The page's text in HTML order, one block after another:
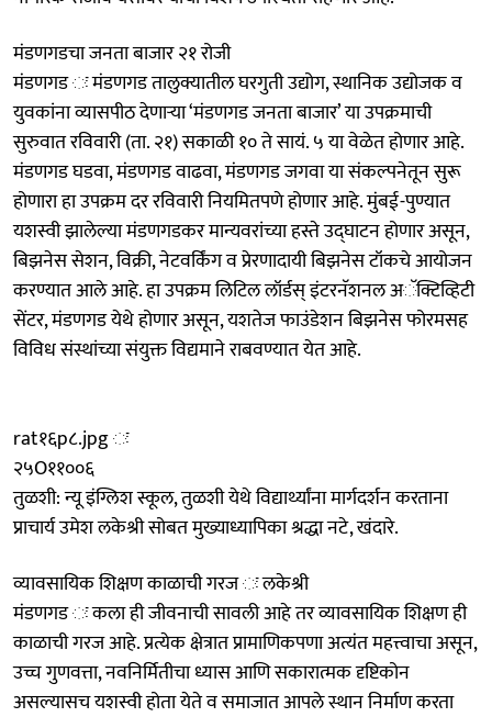
मंडणगडचा जनता बाजार २१ रोजी
मंडणगड ः मंडणगड तालुक्यातील घरगुती उद्योग, स्थानिक उद्योजक व
युवकांना व्यासपीठ देणाऱ्या ‘मंडणगड जनता बाजार’ या उपक्रमाची
सुरुवात रविवारी (ता. २१) सकाळी १० ते सायं. ५ या वेळेत होणार आहे.
मंडणगड घडवा, मंडणगड वाढवा, मंडणगड जगवा या संकल्पनेतून सुरू
होणारा हा उपक्रम दर रविवारी नियमितपणे होणार आहे. मुंबई-पुण्यात
यशस्वी झालेल्या मंडणगडकर मान्यवरांच्या हस्ते उद्घाटन होणार असून,
बिझनेस सेशन, विक्री, नेटवर्किंग व प्रेरणादायी बिझनेस टॉकचे आयोजन
करण्यात आले आहे. हा उपक्रम लिटिल लॉर्डस् इंटरनॅशनल अॅक्टिव्हिटी
सेंटर, मंडणगड येथे होणार असून, यशतेज फाउंडेशन बिझनेस फोरमसह
विविध संस्थांच्या संयुक्त विद्यमाने राबवण्यात येत आहे.
rat१६p८.jpg ः
२५O११००६
तुळशी: न्यू इंग्लिश स्कूल, तुळशी येथे विद्यार्थ्यांना मार्गदर्शन करताना
प्राचार्य उमेश लकेश्री सोबत मुख्याध्यापिका श्रद्धा नटे, खंदारे.
व्यावसायिक शिक्षण काळाची गरज ः लकेश्री
मंडणगड ः कला ही जीवनाची सावली आहे तर व्यावसायिक शिक्षण ही
काळाची गरज आहे. प्रत्येक क्षेत्रात प्रामाणिकपणा अत्यंत महत्त्वाचा असून,
उच्च गुणवत्ता, नवनिर्मितीचा ध्यास आणि सकारात्मक दृष्टिकोन
असल्यासच यशस्वी होता येते व समाजात आपले स्थान निर्माण करता